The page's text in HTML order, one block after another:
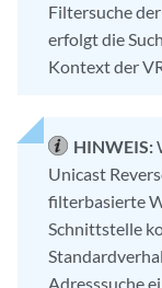
Filtersuche
erfolgt die
Kontext der
HINWEIS:
Unicast
filterbasierte
Schnittstelle
Adresssuche